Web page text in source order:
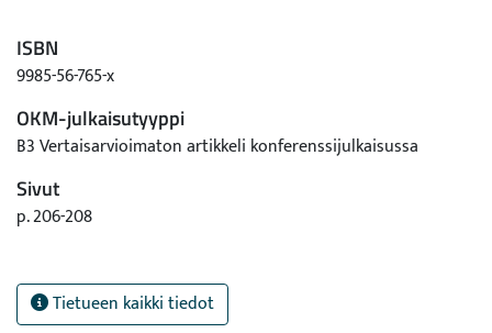
ISBN
9985-56-765-x
OKM-julkaisutyyppi
B3 Vertaisarvioimaton artikkeli konferenssijulkaisussa
Sivut
p. 206-208
Tietueen kaikki tiedot